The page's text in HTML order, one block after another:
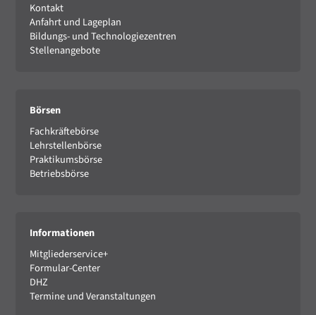
Kontakt
Anfahrt und Lageplan
Bildungs- und Technologiezentren
Stellenangebote
Börsen
Fachkräftebörse
Lehrstellenbörse
Praktikumsbörse
Betriebsbörse
Informationen
Mitgliederservice+
Formular-Center
DHZ
Termine und Veranstaltungen